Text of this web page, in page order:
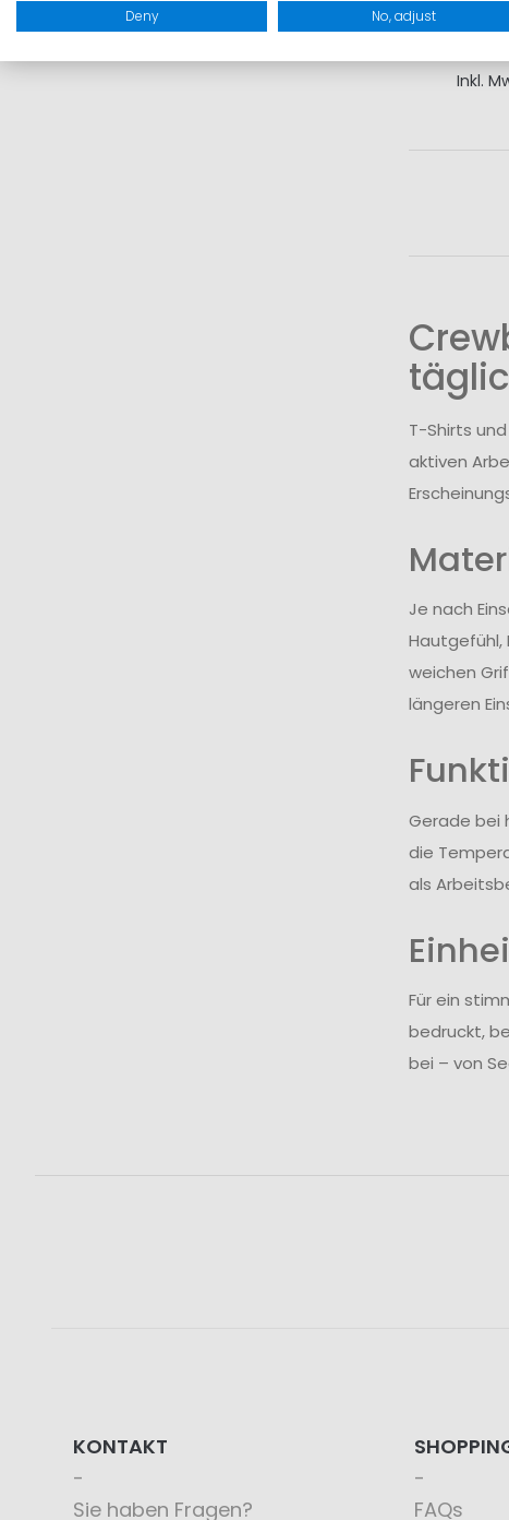
Inkl.
T-Shirts
aktiven
Je nach
Hautgefühl,
weichen
längeren
Gerade bei
die
als
Für ein
bedruckt,
bei – von
KONTAKT
Sie haben Fragen? FAQs
Deny No, adjust